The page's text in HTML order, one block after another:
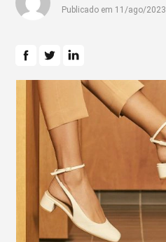
Publicado em 11/ago/2023